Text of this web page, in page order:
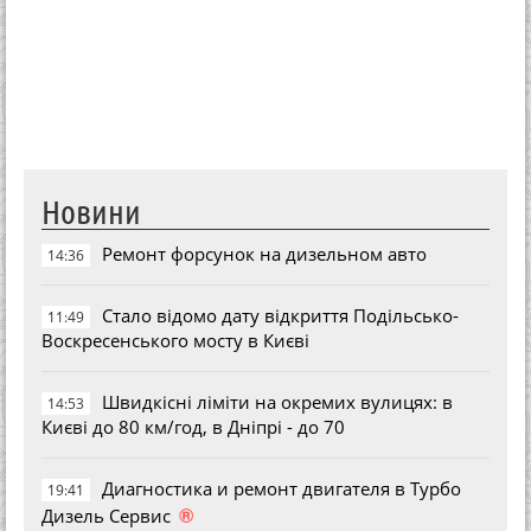
Новини
14:36 Ремонт форсунок на дизельном авто
11:49
Стало відомо дату відкриття Подільсько-
Воскресенського мосту в Києві
14:53
Швидкісні ліміти на окремих вулицях: в
Києві до 80 км/год, в Дніпрі - до 70
19:41
Диагностика и ремонт двигателя в Турбо
Дизель Сервис ®